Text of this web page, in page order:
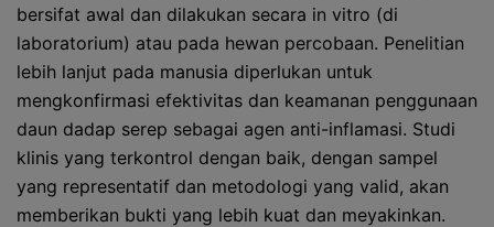
bersifat awal dan dilakukan secara in vitro (di
laboratorium) atau pada hewan percobaan. Penelitian
lebih lanjut pada manusia diperlukan untuk
mengkonfirmasi efektivitas dan keamanan penggunaan
daun dadap serep sebagai agen anti-inflamasi. Studi
klinis yang terkontrol dengan baik, dengan sampel
yang representatif dan metodologi yang valid, akan
memberikan bukti yang lebih kuat dan meyakinkan.